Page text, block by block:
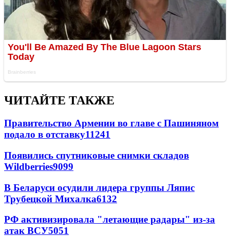
ЧИТАЙТЕ ТАКЖЕ
Правительство Армении во главе с Пашиняном
подало в отставку11241
Появились спутниковые снимки складов
Wildberries9099
В Беларуси осудили лидера группы Ляпис
Трубецкой Михалка6132
РФ активизировала "летающие радары" из-за
атак ВСУ5051